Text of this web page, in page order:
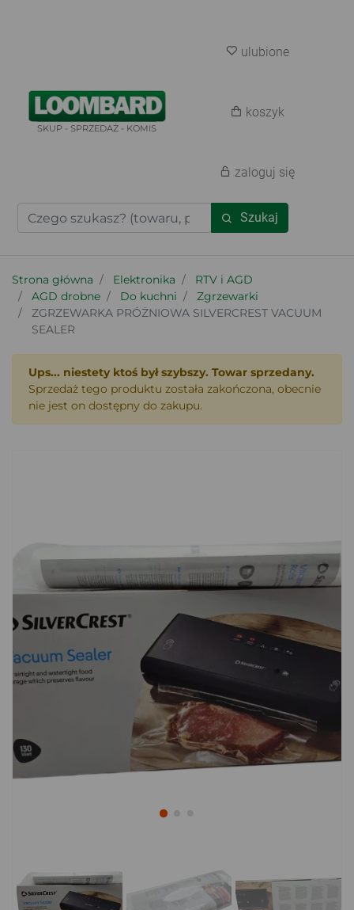
SKUP - SPRZEDAŻ - KOMIS
Szukaj
ulubione
koszyk
zaloguj się
Strona główna Elektronika
RTV i AGD
AGD drobne
Do kuchni
Zgrzewarki
ZGRZEWARKA PRÓŻNIOWA SILVERCREST VACUUM
SEALER
Ups... niestety ktoś był szybszy. Towar sprzedany.
Sprzedaż tego produktu została zakończona, obecnie
nie jest on dostępny do zakupu.